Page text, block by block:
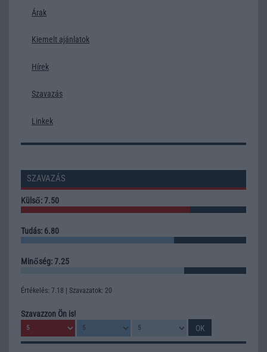
Árak
Kiemelt ajánlatok
Hírek
Szavazás
Linkek
SZAVAZÁS
Külső: 7.50
Tudás: 6.80
Minőség: 7.25
Értékelés: 7.18 | Szavazatok: 20
Szavazzon Ön is!